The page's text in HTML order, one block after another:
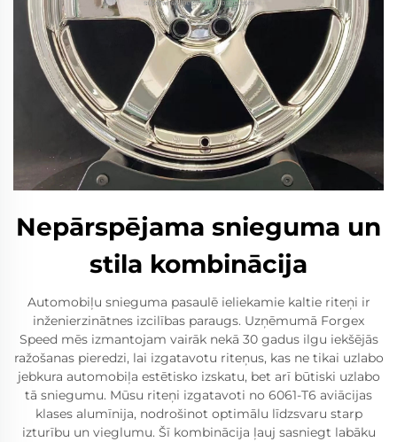
Nepārspējama snieguma un
stila kombinācija
Automobiļu snieguma pasaulē ieliekamie kaltie riteņi ir
inženierzinātnes izcilības paraugs. Uzņēmumā Forgex
Speed mēs izmantojam vairāk nekā 30 gadus ilgu iekšējās
ražošanas pieredzi, lai izgatavotu riteņus, kas ne tikai uzlabo
jebkura automobiļa estētisko izskatu, bet arī būtiski uzlabo
tā sniegumu. Mūsu riteņi izgatavoti no 6061-T6 aviācijas
klases alumīnija, nodrošinot optimālu līdzsvaru starp
izturību un vieglumu. Šī kombinācija ļauj sasniegt labāku